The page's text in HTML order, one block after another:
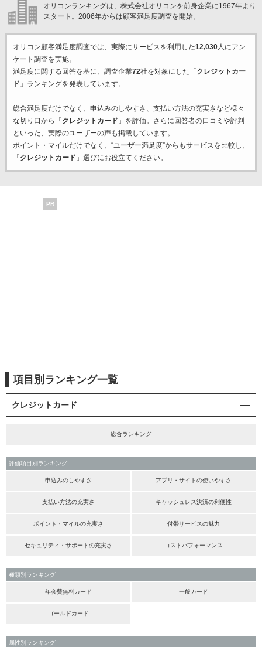
オリコンランキングは、株式会社オリコンを前身企業に1967年より
スタート。2006年からは顧客満足度調査を開始。
オリコン顧客満足度調査では、実際にサービスを利用した12,030人にアン
ケート調査を実施。
満足度に関する回答を基に、調査企業72社を対象にした「 クレジットカー
ド 」ランキングを発表しています。
総合満足度だけでなく、申込みのしやすさ、支払い方法の充実さなど様々
な切り口から「 クレジットカード 」を評価。さらに回答者の口コミや評判
といった、実際のユーザーの声も掲載しています。
ポイント・マイルだけでなく、“ユーザー満足度”からもサービスを比較し、
「 クレジットカード 」選びにお役立てください。
PR
項目別ランキング一覧
クレジットカード
総合ランキング
評価項目別ランキング
申込みのしやすさ アプリ・サイトの使いやすさ
支払い方法の充実さ キャッシュレス決済の利便性
ポイント・マイルの充実さ 付帯サービスの魅力
セキュリティ・サポートの充実さ コストパフォーマンス
種類別ランキング
年会費無料カード 一般カード
ゴールドカード
属性別ランキング